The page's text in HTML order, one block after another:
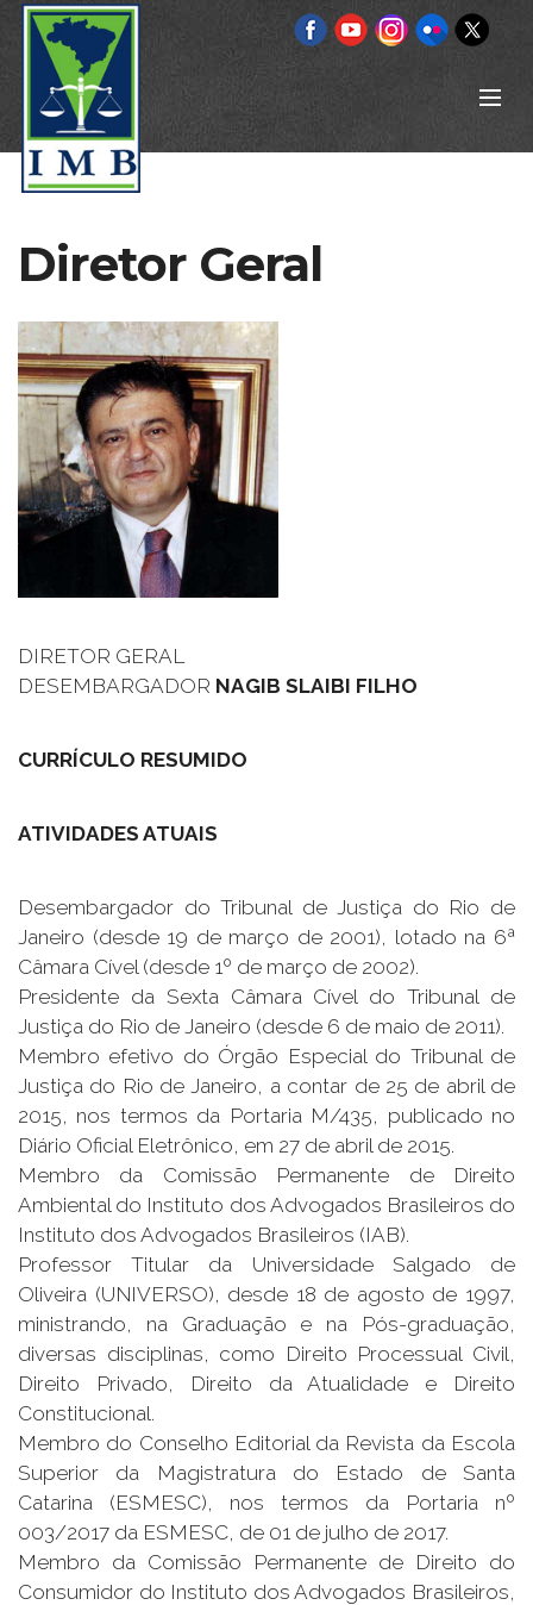
Diretor Geral
DIRETOR GERAL
DESEMBARGADOR NAGIB SLAIBI FILHO
CURRÍCULO RESUMIDO
ATIVIDADES ATUAIS
Desembargador do Tribunal de Justiça do Rio de
Janeiro (desde 19 de março de 2001), lotado na 6ª
Câmara Cível (desde 1º de março de 2002).
Presidente da Sexta Câmara Cível do Tribunal de
Justiça do Rio de Janeiro (desde 6 de maio de 2011).
Membro efetivo do Órgão Especial do Tribunal de
Justiça do Rio de Janeiro, a contar de 25 de abril de
2015, nos termos da Portaria M/435, publicado no
Diário Oficial Eletrônico, em 27 de abril de 2015.
Membro da Comissão Permanente de Direito
Ambiental do Instituto dos Advogados Brasileiros do
Instituto dos Advogados Brasileiros (IAB).
Professor Titular da Universidade Salgado de
Oliveira (UNIVERSO), desde 18 de agosto de 1997,
ministrando, na Graduação e na Pós-graduação,
diversas disciplinas, como Direito Processual Civil,
Direito Privado, Direito da Atualidade e Direito
Constitucional.
Membro do Conselho Editorial da Revista da Escola
Superior da Magistratura do Estado de Santa
Catarina (ESMESC), nos termos da Portaria nº
003/2017 da ESMESC, de 01 de julho de 2017.
Membro da Comissão Permanente de Direito do
Consumidor do Instituto dos Advogados Brasileiros,